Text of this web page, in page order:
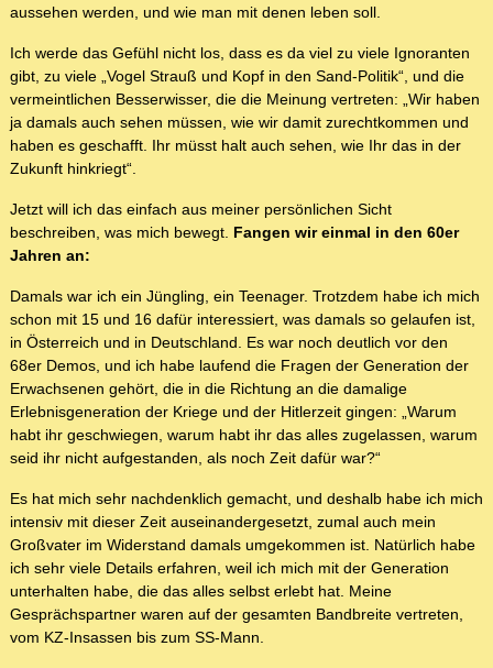
aussehen werden, und wie man mit denen leben soll.
Ich werde das Gefühl nicht los, dass es da viel zu viele Ignoranten
gibt, zu viele „Vogel Strauß und Kopf in den Sand-Politik“, und die
vermeintlichen Besserwisser, die die Meinung vertreten: „Wir haben
ja damals auch sehen müssen, wie wir damit zurechtkommen und
haben es geschafft. Ihr müsst halt auch sehen, wie Ihr das in der
Zukunft hinkriegt“.
Jetzt will ich das einfach aus meiner persönlichen Sicht
beschreiben, was mich bewegt. Fangen wir einmal in den 60er
Jahren an:
Damals war ich ein Jüngling, ein Teenager. Trotzdem habe ich mich
schon mit 15 und 16 dafür interessiert, was damals so gelaufen ist,
in Österreich und in Deutschland. Es war noch deutlich vor den
68er Demos, und ich habe laufend die Fragen der Generation der
Erwachsenen gehört, die in die Richtung an die damalige
Erlebnisgeneration der Kriege und der Hitlerzeit gingen: „Warum
habt ihr geschwiegen, warum habt ihr das alles zugelassen, warum
seid ihr nicht aufgestanden, als noch Zeit dafür war?“
Es hat mich sehr nachdenklich gemacht, und deshalb habe ich mich
intensiv mit dieser Zeit auseinandergesetzt, zumal auch mein
Großvater im Widerstand damals umgekommen ist. Natürlich habe
ich sehr viele Details erfahren, weil ich mich mit der Generation
unterhalten habe, die das alles selbst erlebt hat. Meine
Gesprächspartner waren auf der gesamten Bandbreite vertreten,
vom KZ-Insassen bis zum SS-Mann.